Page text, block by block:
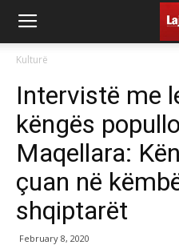
Kulturë
Intervistë me
këngës
Maqellara:
çuan në
shqiptarët
February 8, 2020